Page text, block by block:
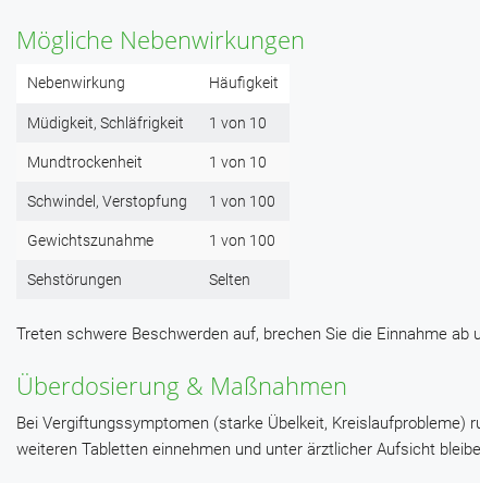
Mögliche Nebenwirkungen
Nebenwirkung Häufigkeit
Müdigkeit, Schläfrigkeit 1 von 10
Mundtrockenheit 1 von 10
Schwindel, Verstopfung 1 von 100
Gewichtszunahme 1 von 100
Sehstörungen Selten
Treten schwere Beschwerden auf, brechen Sie die Einnahme
Überdosierung & Maßnahmen
Bei Vergiftungssymptomen (starke Übelkeit,
weiteren Tabletten einnehmen und unter ärztlicher Aufsicht